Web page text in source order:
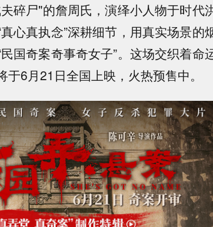
碎尸"的詹周氏，演绎小人物于时代
心真执念”深耕细节，用真实场景的
国奇案奇事奇女子”。这场交织着命
6月21日全国上映，火热预售中。